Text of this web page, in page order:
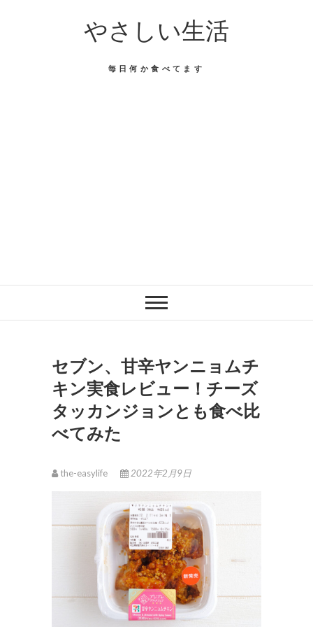
やさしい生活
毎日何か食べてます
セブン、甘辛ヤンニョムチ
キン実食レビュー！チーズ
タッカンジョンとも食べ比
べてみた
the-easylife 2022年2月9日